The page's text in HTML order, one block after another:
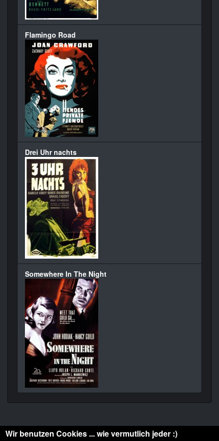
Flamingo Road
Drei Uhr nachts
Somewhere In The Night
Wir benutzen Cookies ... wie vermutlich jeder :)